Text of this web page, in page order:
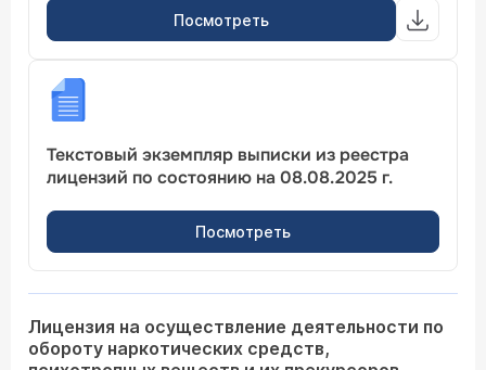
Посмотреть
Текстовый экземпляр выписки из реестра
лицензий по состоянию на 08.08.2025 г.
Посмотреть
Лицензия на осуществление деятельности по
обороту наркотических средств,